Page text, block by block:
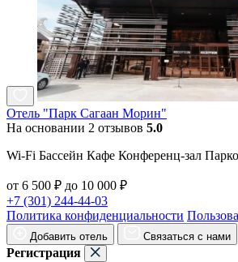
Отель "Парк Сагаан Морин"
На основании 2 отзывов 5.0
Wi-Fi Бассейн Кафе Конференц-зал
от 6 500 ₽ до 10 000 ₽
+7 (301) 244-44-03
Политика конфиденциальности
Добавить отель Связаться с нами
Регистрация